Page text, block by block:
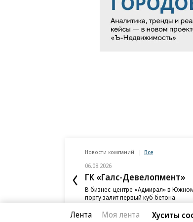
Новости компаний Все
06.08.2026
ГК «Галс-Девелопмент»
В бизнес-центре «Адмирал» в
порту залит первый куб бетона
Лента Моя лента Хуситы